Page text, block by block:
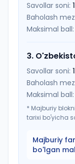
Savollar soni:
Baholash
Maksimal ball:
3.
Savollar soni:
Baholash
Maksimal ball:
* Majburiy
tarixi bo'yicha
Majburiy
bo'lgan